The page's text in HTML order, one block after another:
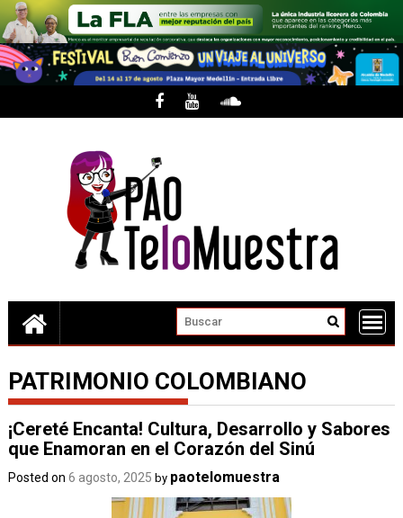
PATRIMONIO COLOMBIANO
¡Cereté Encanta! Cultura, Desarrollo y Sabores
que Enamoran en el Corazón del Sinú
Posted on6 agosto, 2025 by paotelomuestra